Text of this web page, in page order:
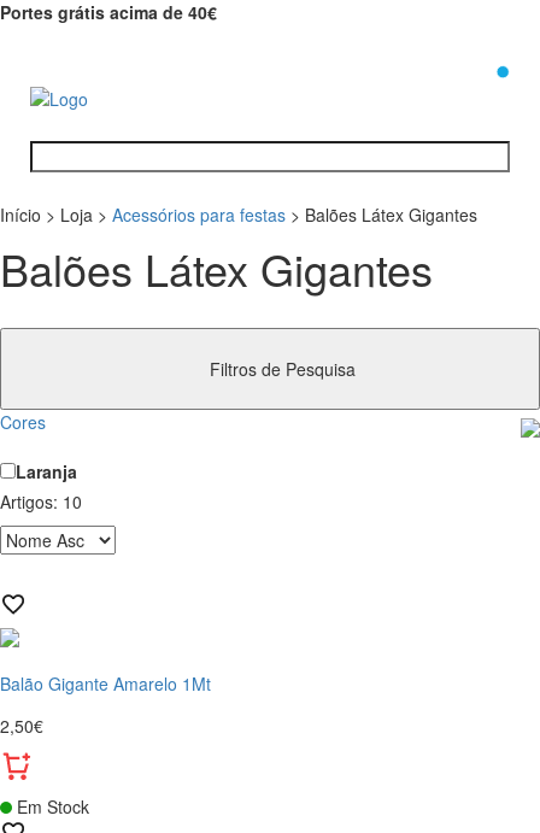
Portes grátis acima de 40€
Início > Loja > Acessórios para festas > Balões Látex Gigantes
Balões Látex Gigantes
Filtros de Pesquisa
Cores
Laranja
Artigos: 10
Balão Gigante Amarelo 1Mt
2,50€
Em Stock